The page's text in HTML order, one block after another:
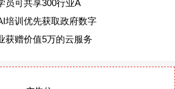
员可共享300行业A
培训优先获取政府数字
获赠价值5万的云服务